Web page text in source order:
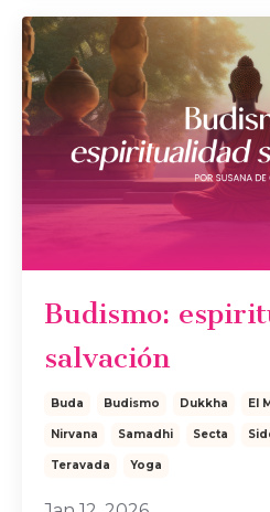
Budismo:
salvación
Buda Budismo Dukkha El
Nirvana Samadhi Secta
Teravada Yoga